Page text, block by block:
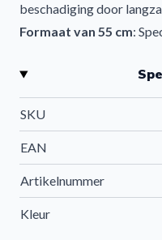
beschadiging door
Formaat van 55 cm:
Veelzijdig inzetbaar :
sportschool of als
Actieve zithouding
:
rugklachten en spanning
Praktisch ontwerp:
leeg te laten lopen en
Toepassingen van de
SKU
EAN
Artikelnummer
Kleur